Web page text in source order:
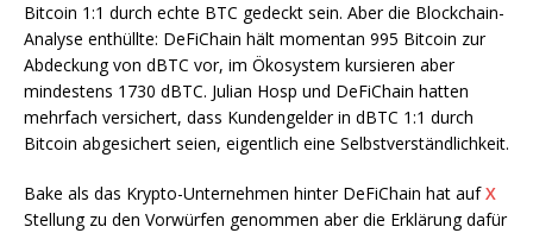
Bitcoin 1:1 durch echte BTC gedeckt sein. Aber die Blockchain-
Analyse enthüllte: DeFiChain hält momentan 995 Bitcoin zur
Abdeckung von dBTC vor, im Ökosystem kursieren aber
mindestens 1730 dBTC. Julian Hosp und DeFiChain hatten
mehrfach versichert, dass Kundengelder in dBTC 1:1 durch
Bitcoin abgesichert seien, eigentlich eine Selbstverständlichkeit.
Bake als das Krypto-Unternehmen hinter DeFiChain hat aufX
Stellung zu den Vorwürfen genommen aber die Erklärung dafür